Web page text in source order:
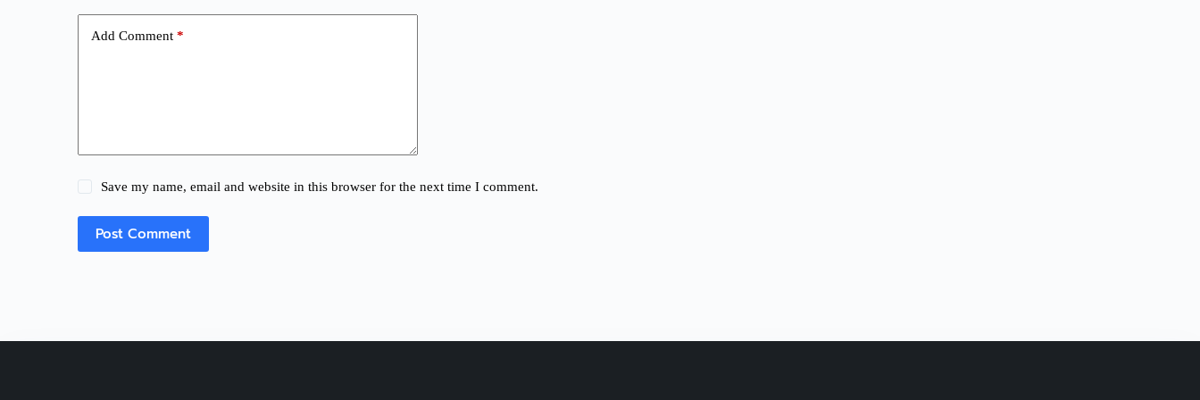
Add Comment *
Save my name, email and website in this browser for the next time I comment.
Post Comment